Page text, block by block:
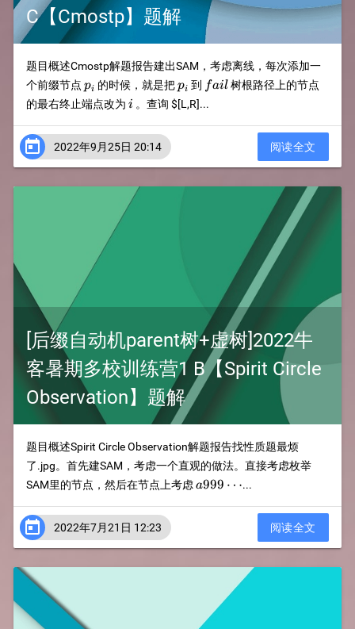
C【Cmostp】题解
题目概述Cmostp解题报告建出SAM，考虑离线，每次添加一
个前缀节点 p_i
pi 的时候，就是把p_i
pi 到 fail
fail 树根路径上的节点
的最右终止端点改为 i
i 。查询 $[L,R]...
 2022年9月25日 20:14 阅读全文
[后缀自动机parent树+虚树]2022牛
客暑期多校训练营1 B【Spirit Circle
Observation】题解
题目概述Spirit Circle Observation解题报告找性质题最烦
了.jpg。首先建SAM，考虑一个直观的做法。直接考虑枚举
SAM里的节点，然后在节点上考虑a999\cdots
a999 ⋯...
 2022年7月21日 12:23 阅读全文